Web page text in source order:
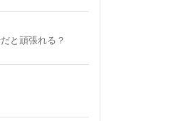
と頑張れる？